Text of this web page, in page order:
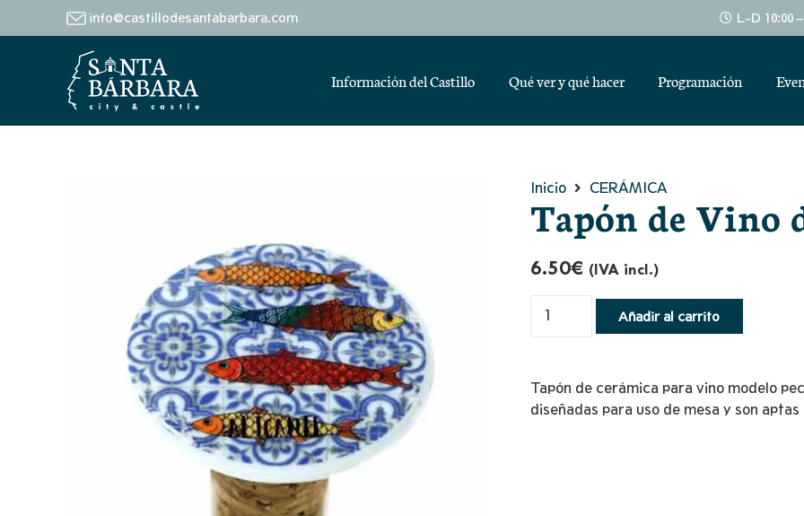
info@castillodesantabarbara.com L-D 10:00
Información del Castillo Qué ver y qué hacer Programación
Inicio CERÁMICA
Tapón de Vino
6.50€ (IVA incl.)
Cerámica
Peces
Añadir al carrito
Tapón de cerámica para vino modelo
diseñadas para uso de mesa y son aptas